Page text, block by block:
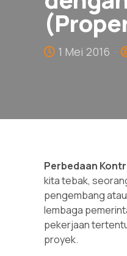
1 Mei 2016
Perbedaan
kita tebak,
pengembang
lembaga
pekerjaan
proyek.